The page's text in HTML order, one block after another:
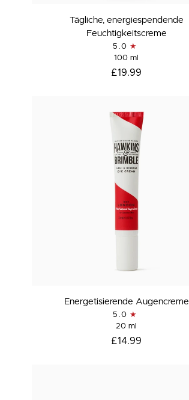
energiespendende
Tägliche, energiespendende
Feuchtigkeitscreme
5.0
100 ml
£19.99
Energetisierende
Energetisierende Augencreme
5.0
20 ml
£14.99